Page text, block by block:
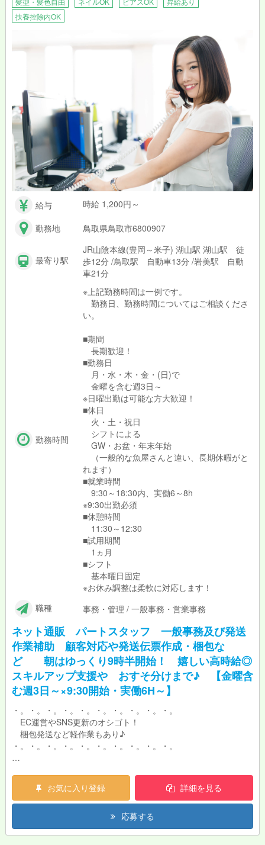
扶養控除内OK
給与 時給 1,200円～
勤務地 鳥取県鳥取市6800907
最寄り駅
JR山陰本線(豊岡～米子) 湖山駅 湖山駅 徒
歩12分 /鳥取駅 自動車13分 /岩美駅 自動
車21分
勤務時間
※上記勤務時間は一例です。
勤務日、勤務時間についてはご相談くださ
い。
■期間
長期歓迎！
■勤務日
月・水・木・金・(日)で
金曜を含む週3日～
※日曜出勤は可能な方大歓迎！
■休日
火・土・祝日
シフトによる
GW・お盆・年末年始
（一般的な魚屋さんと違い、長期休暇がと
れます）
■就業時間
9:30～18:30内、実働6～8h
※9:30出勤必須
■休憩時間
11:30～12:30
■試用期間
1ヵ月
■シフト
基本曜日固定
※お休み調整は柔軟に対応します！
職種
事務・管理 / 一般事務・営業事務
ネット通販 パートスタッフ 一般事務及び発送
作業補助 顧客対応や発送伝票作成・梱包な
ど 朝はゆっくり9時半開始！ 嬉しい高時給◎
スキルアップ支援や おすそ分けまで♪ 【金曜含
む週3日～×9:30開始・実働6H～】
・。・。・。・。・。・。・。・。・。・。
EC運営やSNS更新のオシゴト！
梱包発送など軽作業もあり♪
・。・。・。・。・。・。・。・。・。・。
幅広い業務を支えてくれる方を募集いたします♪
業界が初めての方やブランクのある方も大歓迎！
今後EC運営の責任者も目指せる募集です☆
・○具体的業務○・
お気に入り登録 詳細を見る
応募する